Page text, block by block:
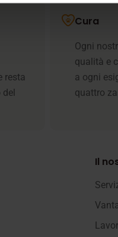
resta
Cura
Ogni
qualità e
a ogni
quattro
Il